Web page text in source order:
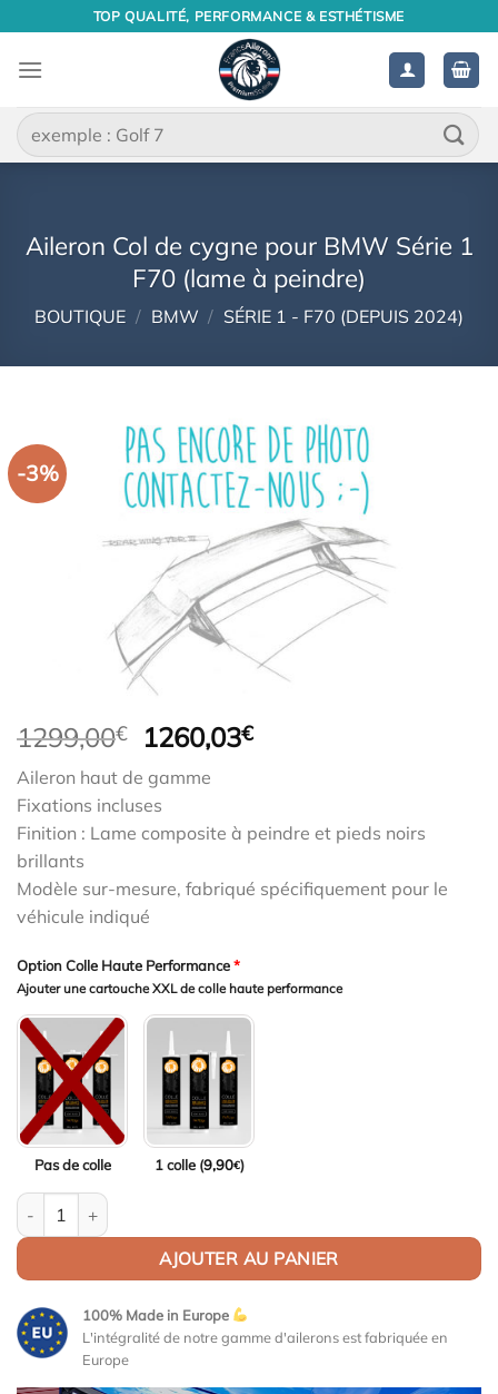
contenu
TOP QUALITÉ, PERFORMANCE & ESTHÉTISME
Recherche
pour :
Aileron Col de cygne pour BMW Série 1
F70 (lame à peindre)
BOUTIQUE / BMW / SÉRIE 1 - F70 (DEPUIS 2024)
-3%
1299,00€
Le
initial
était :
1299,00€.
1260,03€Le
1260,03€.
Aileron haut de gamme
Fixations incluses
Finition : Lame composite à peindre et pieds noirs
brillants
Modèle sur-mesure, fabriqué spécifiquement pour le
véhicule indiqué
Option Colle Haute Performance*
Ajouter une cartouche XXL de colle haute performance
Pas de colle 1 colle (9,90€)
quantité de Aileron Col de cygne pour BMW Série 1 F70 (lame à
AJOUTER AU PANIER
100% Made in Europe
L'intégralité de notre gamme d'ailerons est fabriquée en
Europe